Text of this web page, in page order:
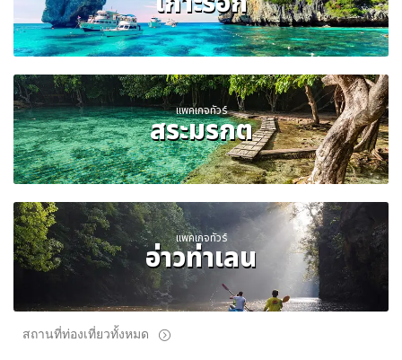
แพคเกจทัวร์
สระมรกต
แพคเกจทัวร์
อ่าวท่าเลน
สถานที่ท่องเที่ยวทั้งหมด